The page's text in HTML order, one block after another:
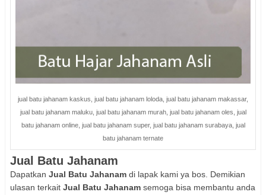
jual batu jahanam kaskus, jual batu jahanam loloda, jual batu jahanam makassar,
jual batu jahanam maluku, jual batu jahanam murah, jual batu jahanam oles, jual
batu jahanam online, jual batu jahanam super, jual batu jahanam surabaya, jual
batu jahanam ternate
Jual Batu Jahanam
Dapatkan Jual Batu Jahanam di lapak kami ya bos. Demikian
ulasan terkait Jual Batu Jahanam semoga bisa membantu anda